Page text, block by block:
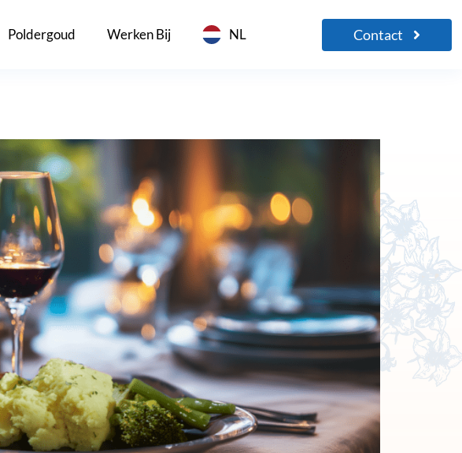
Poldergoud Werken Bij NL Contact